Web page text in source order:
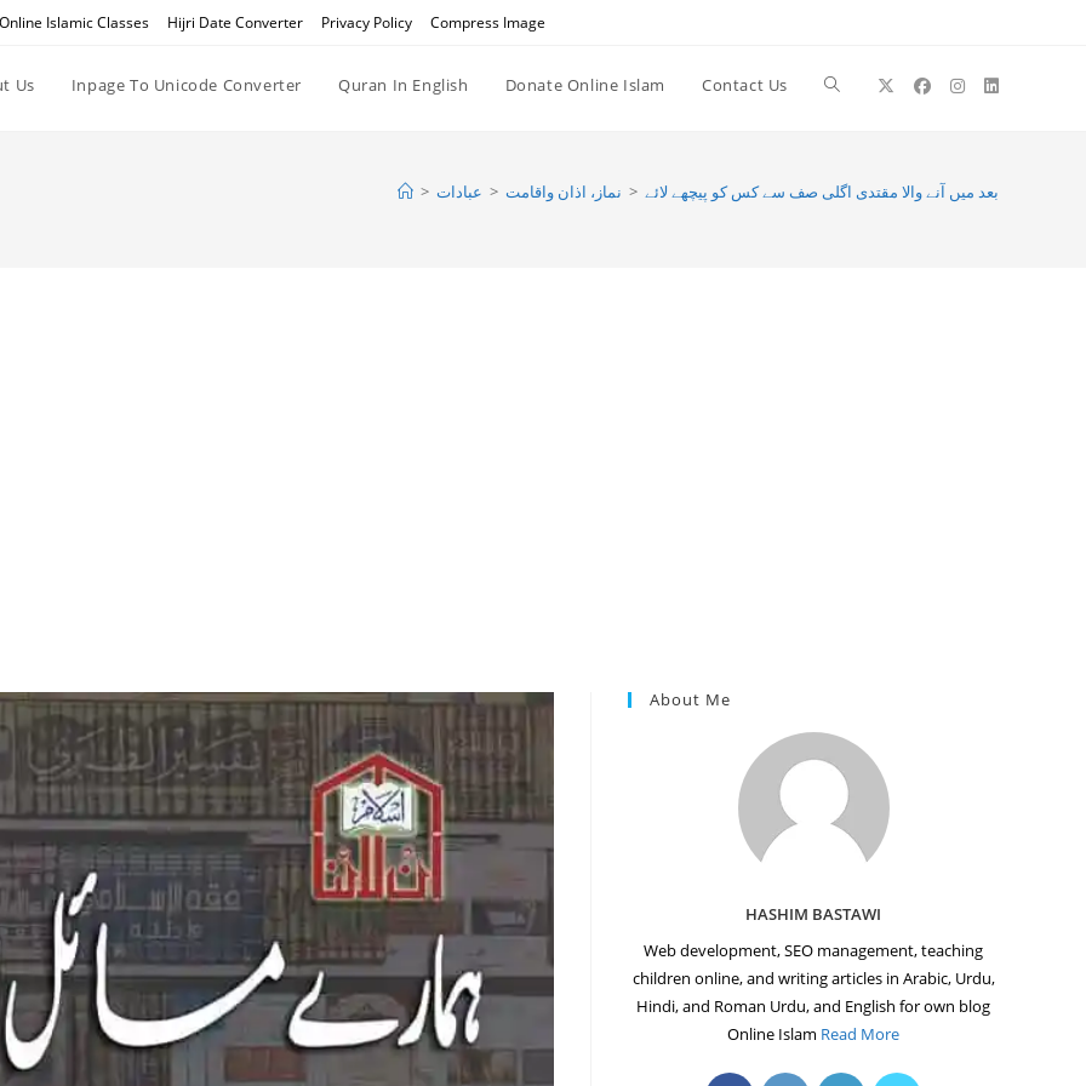
Online Islamic Classes Hijri Date Converter Privacy Policy Compress Image
Us Inpage To Unicode Converter Quran In English Donate Online Islam Contact Us Toggle
> عبادات > نماز، اذان واقامت > بعد میں آنے والا مقتدی اگلی صف سے کس کو پیچھے لائے
About Me
HASHIM BASTAWI
Web development, SEO management, teaching
children online, and writing articles in Arabic, Urdu,
Hindi, and Roman Urdu, and English for own blog
Online Islam Read More